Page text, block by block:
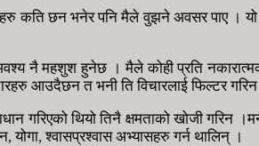
कति छन भनेर पनि मैले वुझने अवसर पाए
नै महशुश हुनेछ । मैले कोही प्रति
आउदैछन त भनी ति विचारलाई फिल्टर
थियो तिनै क्षमताको खोजी गरिन
योगा, श्वासप्रश्वास अभ्यासहरु गर्न थालिन् ।